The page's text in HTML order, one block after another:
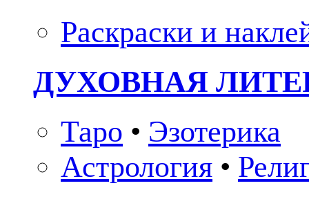
Раскраски и
ДУХОВНАЯ
Таро • Эзотерика
Астрология •